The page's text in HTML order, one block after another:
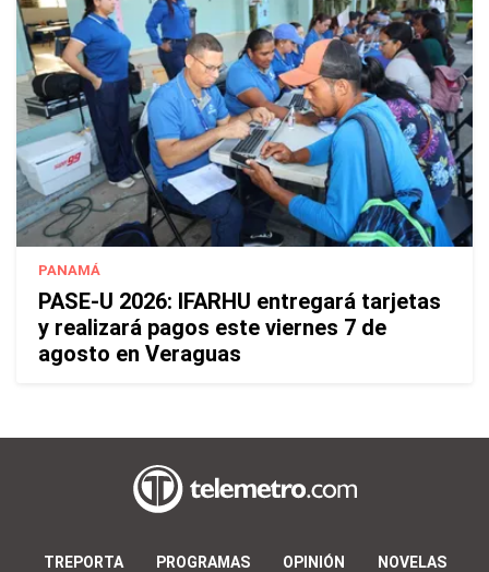
PANAMÁ
PASE-U 2026: IFARHU entregará tarjetas
y realizará pagos este viernes 7 de
agosto en Veraguas
TREPORTA PROGRAMAS OPINIÓN NOVELAS